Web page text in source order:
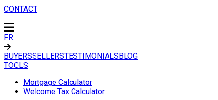
CONTACT
FR
BUYERSSELLERSTESTIMONIALSBLOG
TOOLS
Mortgage Calculator
Welcome Tax Calculator